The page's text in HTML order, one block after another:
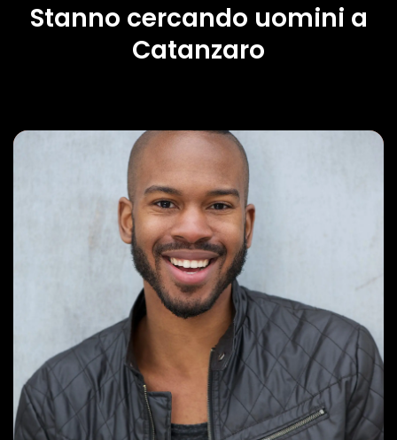
Stanno cercando uomini a
Catanzaro